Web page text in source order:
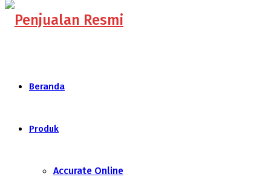
Beranda
Produk
Accurate Online